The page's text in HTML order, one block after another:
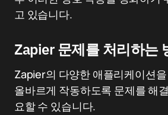
고 있습니다.
Zapier 문제를 처리하는
Zapier의 다양한 애플리케이션
올바르게 작동하도록 문제를 해
요할 수 있습니다.